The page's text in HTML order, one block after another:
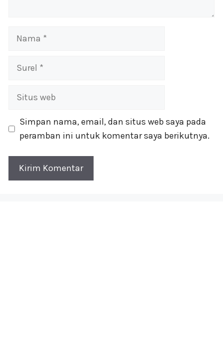
Nama
Surel
Situs
Simpan nama, email, dan situs web saya pada
peramban ini untuk komentar saya berikutnya.